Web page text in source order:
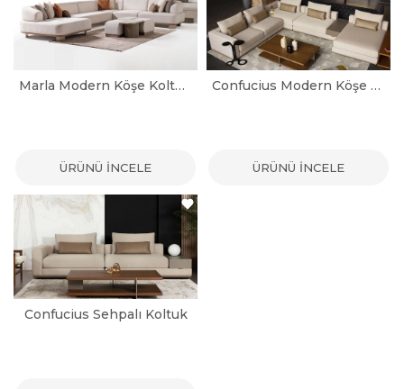
Marla Modern Köşe Koltuk Takımı
ÜRÜNÜ İNCELE
Confucius Modern Köşe Koltuk Takımı
ÜRÜNÜ İNCELE
Confucius Sehpalı Koltuk